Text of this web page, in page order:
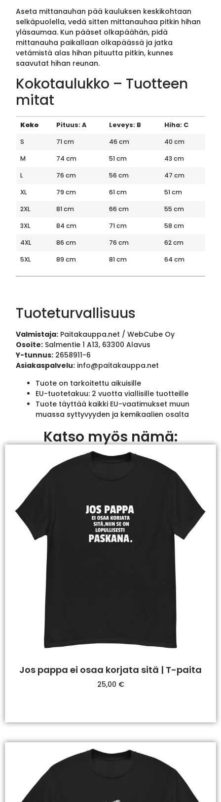
Aseta mittanauhan pää kauluksen keskikohtaan
selkäpuolella, vedä sitten mittanauhaa pitkin hihan
yläsaumaa. Kun pääset olkapäähän, pidä
mittanauha paikallaan olkapäässä ja jatka
vetämistä alas hihan pituutta pitkin, kunnes
saavutat hihan reunan.
Kokotaulukko – Tuotteen
mitat
Koko Pituus: A Leveys: B
Hiha: C
S
71 cm 46 cm
40 cm
M
74 cm 51 cm
43 cm
L
76 cm 56 cm
47 cm
XL
79 cm 61 cm
51 cm
2XL
81 cm 66 cm
55 cm
3XL
84 cm 71 cm
58 cm
4XL
86 cm 76 cm
62 cm
5XL
89 cm 81 cm 64 cm
Tuoteturvallisuus
Valmistaja: Paitakauppa.net / WebCube Oy
Osoite: Salmentie 1 A13, 63300 Alavus
Y-tunnus: 2658911-6
Asiakaspalvelu: info@paitakauppa.net
Tuote on tarkoitettu aikuisille
EU-tuotetakuu: 2 vuotta viallisille tuotteille
Tuote täyttää kaikki EU-vaatimukset muun
muassa syttyvyyden ja kemikaalien osalta
Katso myös nämä:
Jos pappa ei osaa korjata sitä | T-paita
25,00 €